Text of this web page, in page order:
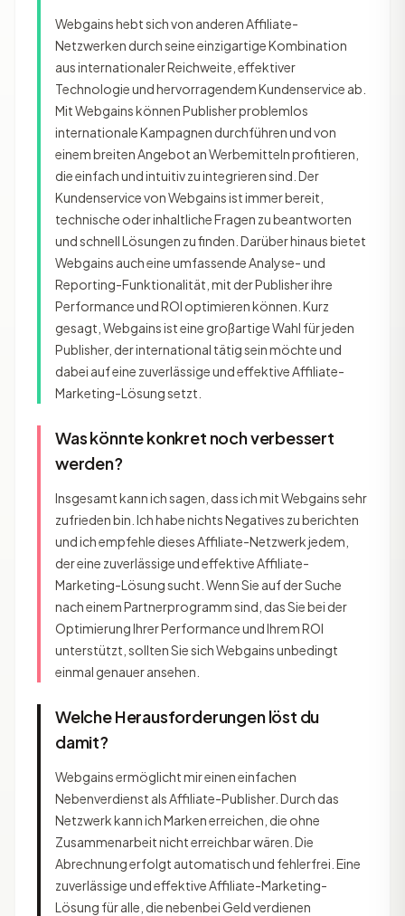
Webgains hebt sich von anderen Affiliate-
Netzwerken durch seine einzigartige Kombination
aus internationaler Reichweite, effektiver
Technologie und hervorragendem Kundenservice ab.
Mit Webgains können Publisher problemlos
internationale Kampagnen durchführen und von
einem breiten Angebot an Werbemitteln profitieren,
die einfach und intuitiv zu integrieren sind. Der
Kundenservice von Webgains ist immer bereit,
technische oder inhaltliche Fragen zu beantworten
und schnell Lösungen zu finden. Darüber hinaus bietet
Webgains auch eine umfassende Analyse- und
Reporting-Funktionalität, mit der Publisher ihre
Performance und ROI optimieren können. Kurz
gesagt, Webgains ist eine großartige Wahl für jeden
Publisher, der international tätig sein möchte und
dabei auf eine zuverlässige und effektive Affiliate-
Marketing-Lösung setzt.
Was könnte konkret noch verbessert
werden?
Insgesamt kann ich sagen, dass ich mit Webgains sehr
zufrieden bin. Ich habe nichts Negatives zu berichten
und ich empfehle dieses Affiliate-Netzwerk jedem,
der eine zuverlässige und effektive Affiliate-
Marketing-Lösung sucht. Wenn Sie auf der Suche
nach einem Partnerprogramm sind, das Sie bei der
Optimierung Ihrer Performance und Ihrem ROI
unterstützt, sollten Sie sich Webgains unbedingt
einmal genauer ansehen.
Welche Herausforderungen löst du
damit?
Webgains ermöglicht mir einen einfachen
Nebenverdienst als Affiliate-Publisher. Durch das
Netzwerk kann ich Marken erreichen, die ohne
Zusammenarbeit nicht erreichbar wären. Die
Abrechnung erfolgt automatisch und fehlerfrei. Eine
zuverlässige und effektive Affiliate-Marketing-
Lösung für alle, die nebenbei Geld verdienen